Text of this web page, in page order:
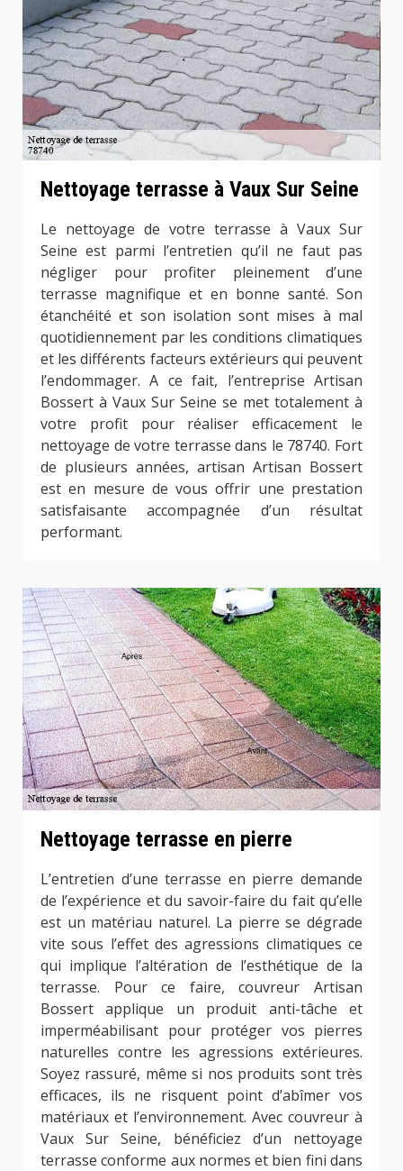
Nettoyage terrasse à Vaux Sur Seine
Le nettoyage de votre terrasse à Vaux Sur
Seine est parmi l’entretien qu’il ne faut pas
négliger pour profiter pleinement d’une
terrasse magnifique et en bonne santé. Son
étanchéité et son isolation sont mises à mal
quotidiennement par les conditions climatiques
et les différents facteurs extérieurs qui peuvent
l’endommager. A ce fait, l’entreprise Artisan
Bossert à Vaux Sur Seine se met totalement à
votre profit pour réaliser efficacement le
nettoyage de votre terrasse dans le 78740. Fort
de plusieurs années, artisan Artisan Bossert
est en mesure de vous offrir une prestation
satisfaisante accompagnée d’un résultat
performant.
Nettoyage terrasse en pierre
L’entretien d’une terrasse en pierre demande
de l’expérience et du savoir-faire du fait qu’elle
est un matériau naturel. La pierre se dégrade
vite sous l’effet des agressions climatiques ce
qui implique l’altération de l’esthétique de la
terrasse. Pour ce faire, couvreur Artisan
Bossert applique un produit anti-tâche et
imperméabilisant pour protéger vos pierres
naturelles contre les agressions extérieures.
Soyez rassuré, même si nos produits sont très
efficaces, ils ne risquent point d’abîmer vos
matériaux et l’environnement. Avec couvreur à
Vaux Sur Seine, bénéficiez d’un nettoyage
terrasse conforme aux normes et bien fini dans